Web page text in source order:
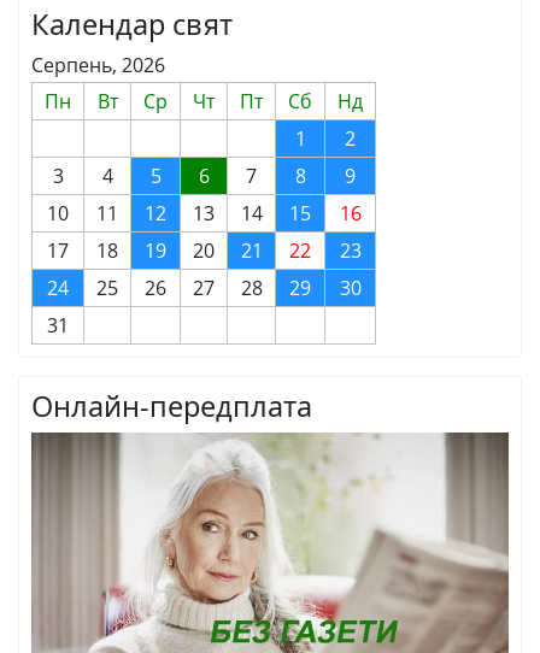
Календар свят
Серпень, 2026
Пн
Вт Ср Чт Пт Сб
Нд
1
2
3
4 5 6 7 8
9
10
11 12 13 14 15
16
17
18 19 20 21 22
23
24
25 26 27 28 29
30
31
Онлайн-передплата